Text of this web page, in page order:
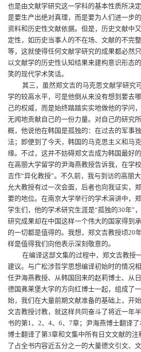
也是由文献学研究这一学科的基本性质所决
是要生产出绝对真理，而是要为人们进一步
资料和历史性文献依据。但是，历史文献中
定性，如历史当事人的不在场、文献的不完
等，这就使得任何文献学研究的成果都必然
以文献学的历史性认知结果来建构意识形态
笑的现代学术笑话。
其三，虽然郑文吉的马克思文献学研究
学的较高水平，可是他倒从来没有想到要去
己的权威，而是始终踏踏实实地做他的学问
无闻地贡献自己的一份力量。对自己的研究
概，他说他在韩国是孤独的：在过去的军事
法；即便到了今天，韩国的马克思主义和马
缘。不过，这并不妨碍郑文吉成为韩国最好
在高丽大学留学的尹海燕教授告诉我，在学
吉作“异化教授”。不久前，我与到访的高丽
允大教授有过一次会面，后者也向我证实，
要的地位。在南京大学举行的学术演讲中，
学生们，他的学术研究生涯是“孤独的30年”
研究成果却在中国这样一个伟大的国家得到
的一切都是值得的。我想，郑文吉教授顷20
样是值得我们向他表示深刻敬意的。
在编译这部文集的过程中，郑文吉教授
建议。与广松涉哲学思想编译初始时的情况
任尹海燕教授、从韩国回来的赵莉博士、从
德国弗莱堡大学的方向红博士一起，组成了
始，我们在大量前期文献准备的基础上，开
文吉教授讨教，就这样共同奋斗了将近一年
书的第1 、 2、 4、 6、 7章；尹海燕博士翻译
博士翻译了第3章和文集中所有日文文献的
了占全书内容近五分之一的大量德文引文、